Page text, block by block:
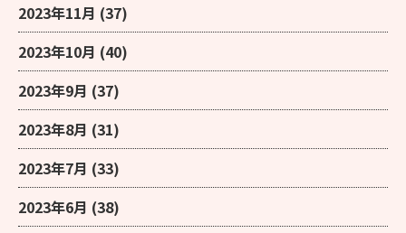
2023年11月 (37)
2023年10月 (40)
2023年9月 (37)
2023年8月 (31)
2023年7月 (33)
2023年6月 (38)